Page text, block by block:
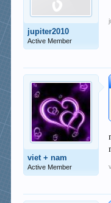
jupiter2010
Active Member
viet + nam
Active Member